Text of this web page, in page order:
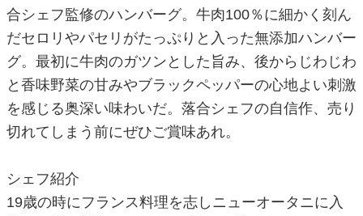
合シェフ監修のハンバーグ。牛肉100％に細かく刻ん
だセロリやパセリがたっぷりと入った無添加ハンバー
グ。最初に牛肉のガツンとした旨み、後からじわじわ
と香味野菜の甘みやブラックペッパーの心地よい刺激
を感じる奥深い味わいだ。落合シェフの自信作、売り
切れてしまう前にぜひご賞味あれ。
シェフ紹介
19歳の時にフランス料理を志しニューオータニに入